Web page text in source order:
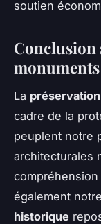
soutien
Conclusion
La
cadre de la
peuplent notre
architecturales
également
historique